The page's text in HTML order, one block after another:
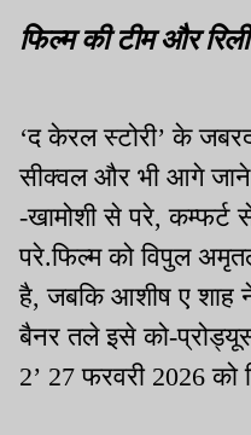
फिल्म की टीम और
‘द केरल स्टोरी’ के
सीक्वल और भी आगे जाने
-खामोशी से परे,
परे.फिल्म को विपुल
है, जबकि आशीष ए शाह
बैनर तले इसे को-
2’ 27 फरवरी 2026 को